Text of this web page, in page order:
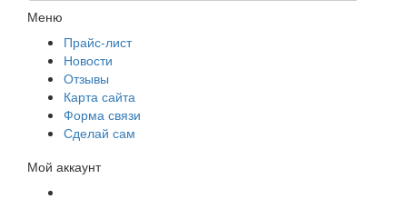
Меню
Прайс-лист
Новости
Отзывы
Карта сайта
Форма связи
Сделай сам
Мой аккаунт